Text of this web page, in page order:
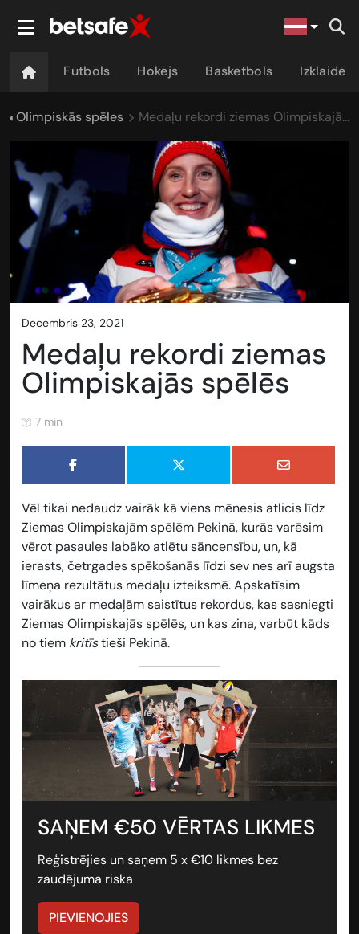
Futbols Hokejs Basketbols Izklaide
Olimpiskās spēles Medaļu rekordi ziemas Olimpiskajās spēlēs
decembris 23, 2021
Medaļu rekordi ziemas
Olimpiskajās spēlēs
7 min
Vēl tikai nedaudz vairāk kā viens mēnesis atlicis līdz
Ziemas Olimpiskajām spēlēm Pekinā, kurās varēsim
vērot pasaules labāko atlētu sāncensību, un, kā
ierasts, četrgades spēkošanās līdzi sev nes arī augsta
līmeņa rezultātus medaļu izteiksmē. Apskatīsim
vairākus ar medaļām saistītus rekordus, kas sasniegti
Ziemas Olimpiskajās spēlēs, un kas zina, varbūt kāds
no tiem kritīstieši Pekinā.
SAŅEM €50 VĒRTAS LIKMES
Reģistrējies un saņem 5 x €10 likmes bez
zaudējuma riska
PIEVIENOJIES